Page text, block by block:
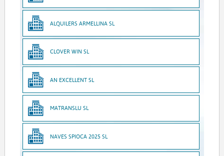
ALQUILERS ARMELLINA SL
CLOVER WIN SL
AN EXCELLENT SL
MATRANSLU SL
NAVES SPIOCA 2025 SL